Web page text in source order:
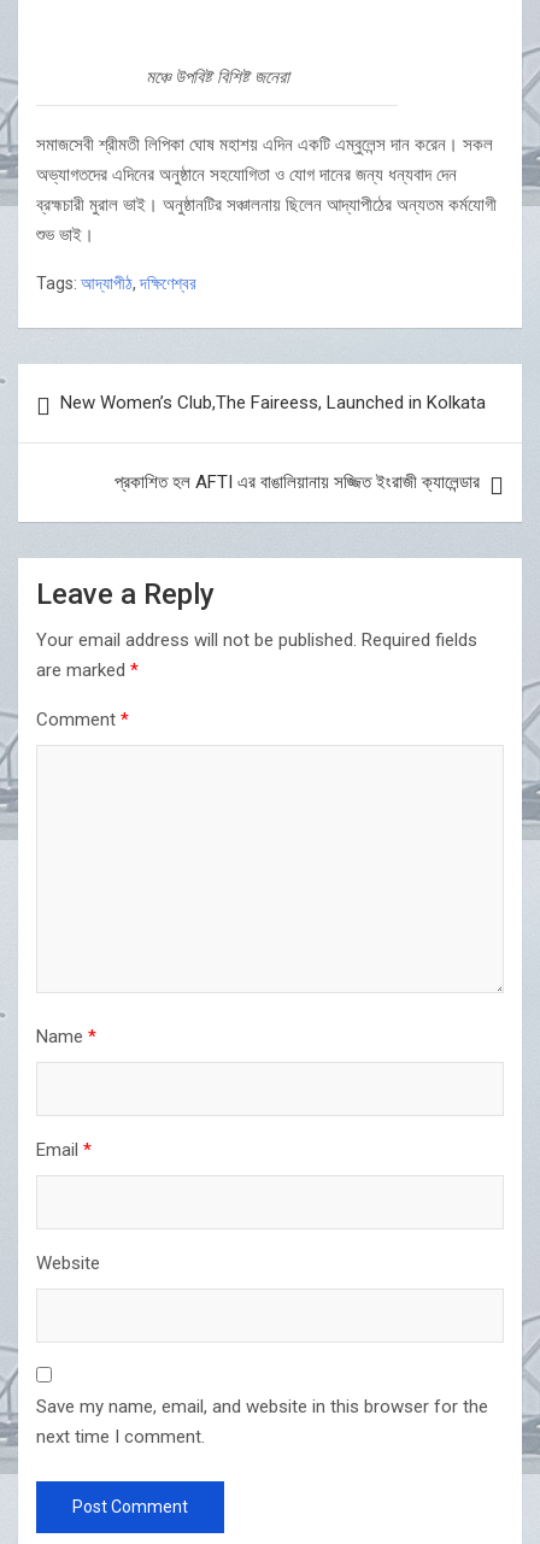
মঞ্চে উপবিষ্ট বিশিষ্ট জনেরা
সমাজসেবী শ্রীমতী লিপিকা ঘোষ মহাশয় এদিন একটি এম্বুলেন্স দান করেন। সকল
অভ্যাগতদের এদিনের অনুষ্ঠানে সহযোগিতা ও যোগ দানের জন্য ধন্যবাদ দেন
ব্রহ্মচারী মুরাল ভাই। অনুষ্ঠানটির সঞ্চালনায় ছিলেন আদ্যাপীঠের অন্যতম কর্মযোগী
শুভ ভাই।
Tags: আদ্যাপীঠ,দক্ষিণেশ্বর
navigation
New Women’s Club,The Faireess, Launched in Kolkata
প্রকাশিত হল AFTI এর বাঙালিয়ানায় সজ্জিত ইংরাজী ক্যালেন্ডার
Leave a Reply
Your email address will not be published. Required fields
are marked *
Comment *
Name *
Email *
Website
Save my name, email, and website in this browser for the
next time I comment.